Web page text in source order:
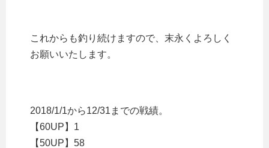
これからも釣り続けますので、末永くよろしく
お願いいたします。
2018/1/1から12/31までの戦績。
【60UP】1
【50UP】58